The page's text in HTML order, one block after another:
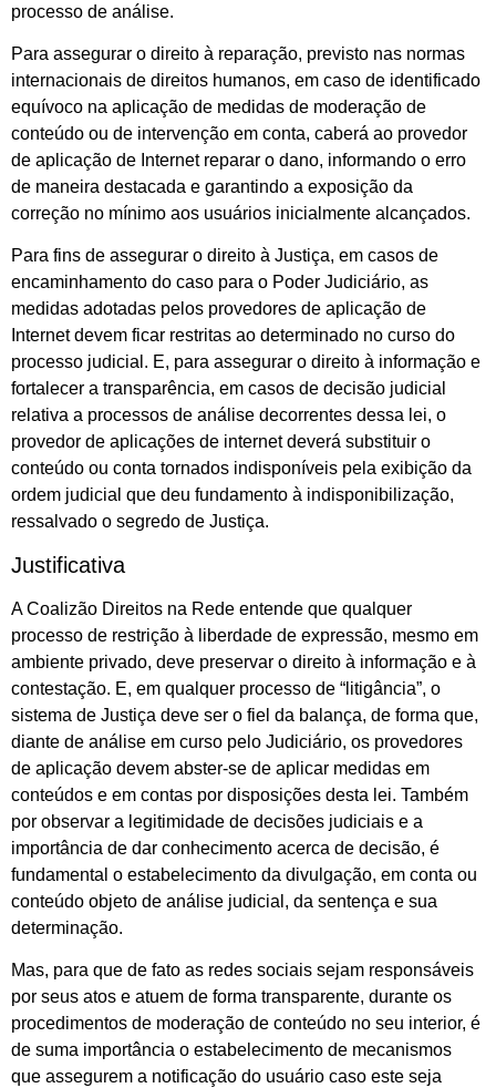
processo de análise.
Para assegurar o direito à reparação, previsto nas normas
internacionais de direitos humanos, em caso de identificado
equívoco na aplicação de medidas de moderação de
conteúdo ou de intervenção em conta, caberá ao provedor
de aplicação de Internet reparar o dano, informando o erro
de maneira destacada e garantindo a exposição da
correção no mínimo aos usuários inicialmente alcançados.
Para fins de assegurar o direito à Justiça, em casos de
encaminhamento do caso para o Poder Judiciário, as
medidas adotadas pelos provedores de aplicação de
Internet devem ficar restritas ao determinado no curso do
processo judicial. E, para assegurar o direito à informação e
fortalecer a transparência, em casos de decisão judicial
relativa a processos de análise decorrentes dessa lei, o
provedor de aplicações de internet deverá substituir o
conteúdo ou conta tornados indisponíveis pela exibição da
ordem judicial que deu fundamento à indisponibilização,
ressalvado o segredo de Justiça.
Justificativa
A Coalizão Direitos na Rede entende que qualquer
processo de restrição à liberdade de expressão, mesmo em
ambiente privado, deve preservar o direito à informação e à
contestação. E, em qualquer processo de “litigância”, o
sistema de Justiça deve ser o fiel da balança, de forma que,
diante de análise em curso pelo Judiciário, os provedores
de aplicação devem abster-se de aplicar medidas em
conteúdos e em contas por disposições desta lei. Também
por observar a legitimidade de decisões judiciais e a
importância de dar conhecimento acerca de decisão, é
fundamental o estabelecimento da divulgação, em conta ou
conteúdo objeto de análise judicial, da sentença e sua
determinação.
Mas, para que de fato as redes sociais sejam responsáveis
por seus atos e atuem de forma transparente, durante os
procedimentos de moderação de conteúdo no seu interior, é
de suma importância o estabelecimento de mecanismos
que assegurem a notificação do usuário caso este seja